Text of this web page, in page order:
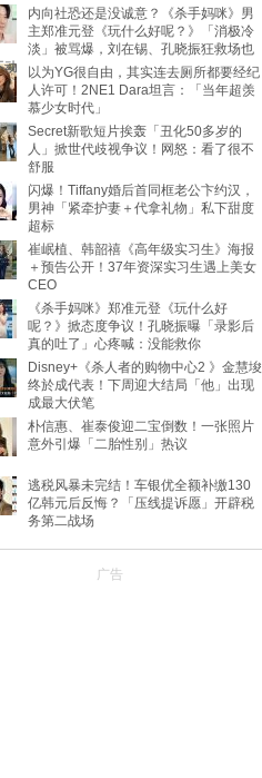
内向社恐还是没诚意？《杀手妈咪》男
主郑准元登《玩什么好呢？》「消极冷
淡」被骂爆，刘在锡、孔晓振狂救场也
动
以为YG很自由，其实连去厕所都要经纪
人许可！2NE1 Dara坦言：「当年超羡
慕少女时代」
Secret新歌短片挨轰「丑化50多岁的
人」掀世代歧视争议！网怒：看了很不
舒服
闪爆！Tiffany婚后首同框老公卞约汉，
男神「紧牵护妻＋代拿礼物」私下甜度
超标
崔岷植、韩韶禧《高年级实习生》海报
＋预告公开！37年资深实习生遇上美女
CEO
《杀手妈咪》郑准元登《玩什么好
呢？》掀态度争议！孔晓振曝「录影后
真的吐了」心疼喊：没能救你
Disney+《杀人者的购物中心2 》金慧埈
终於成代表！下周迎大结局「他」出现
成最大伏笔
朴信惠、崔泰俊迎二宝倒数！一张照片
意外引爆「二胎性别」热议
逃税风暴未完结！车银优全额补缴130
亿韩元后反悔？「压线提诉愿」开辟税
务第二战场
广告